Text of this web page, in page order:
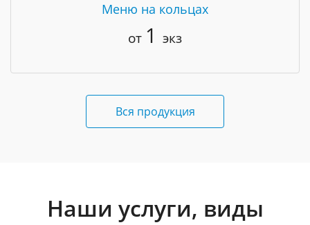
Меню на кольцах
от 1 экз
Вся продукция
Наши услуги, виды